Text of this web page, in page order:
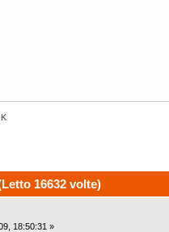
16632 volte)
18:50:31 »